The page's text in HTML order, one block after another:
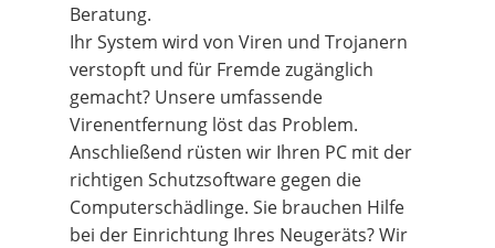
Beratung.
Ihr System wird von Viren und Trojanern
verstopft und für Fremde zugänglich
gemacht? Unsere umfassende
Virenentfernung löst das Problem.
Anschließend rüsten wir Ihren PC mit der
richtigen Schutzsoftware gegen die
Computerschädlinge. Sie brauchen Hilfe
bei der Einrichtung Ihres Neugeräts? Wir